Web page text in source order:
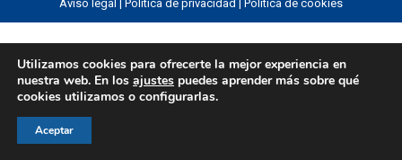
Aviso legal | Política de privacidad | Politica de cookies
Utilizamos cookies para ofrecerte la mejor experiencia en
nuestra web. En los ajustes puedes aprender más sobre qué
cookies utilizamos o configurarlas.
Aceptar